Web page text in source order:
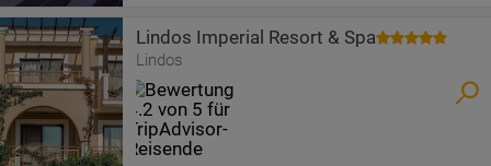
Lindos Imperial Resort & Spa
Lindos